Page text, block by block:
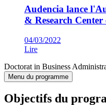
Audencia lance
& Research
04/03/2022
Lire
Doctorat in Business
Menu du programme
Objectifs du